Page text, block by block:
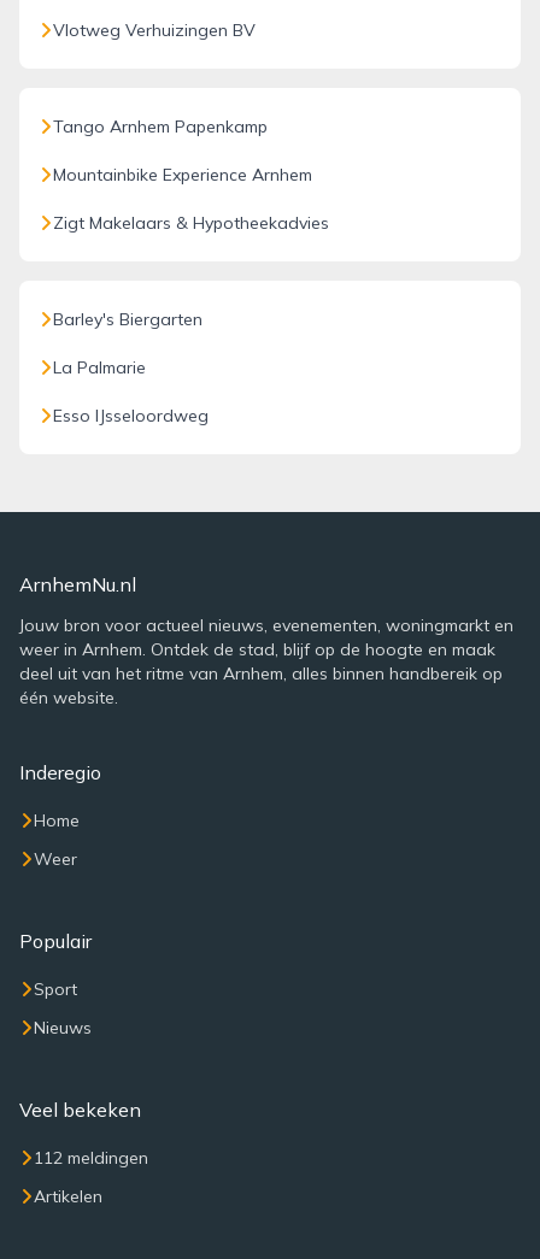
Vlotweg Verhuizingen BV
Tango Arnhem Papenkamp
Mountainbike Experience Arnhem
Zigt Makelaars & Hypotheekadvies
Barley's Biergarten
La Palmarie
Esso IJsseloordweg
ArnhemNu.nl
Jouw bron voor actueel nieuws, evenementen, woningmarkt en
weer in Arnhem. Ontdek de stad, blijf op de hoogte en maak
deel uit van het ritme van Arnhem, alles binnen handbereik op
één website.
Inderegio
Home
Weer
Populair
Sport
Nieuws
Veel bekeken
112 meldingen
Artikelen